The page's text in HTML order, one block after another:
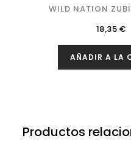
WILD NATION
Precio
18,35 €
AÑADIR A LA
Productos